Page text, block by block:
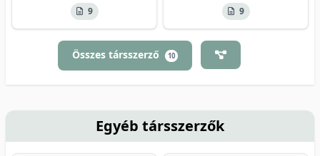
9 9
Összes társszerző 10
Egyéb társszerzők